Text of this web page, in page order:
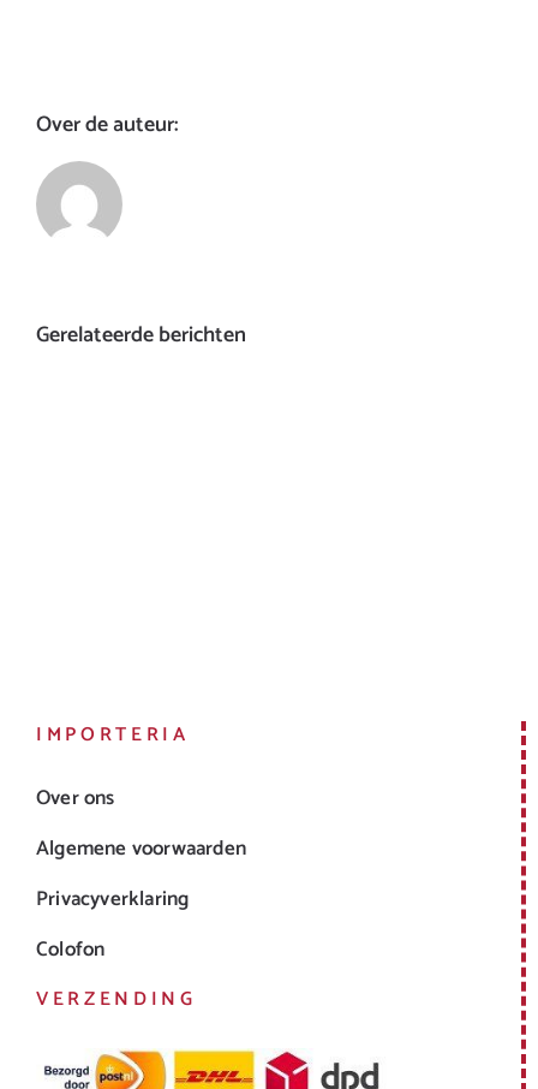
Over de auteur:
Gerelateerde berichten
IMPORTERIA
Over ons
Algemene voorwaarden
Privacyverklaring
Colofon
VERZENDING